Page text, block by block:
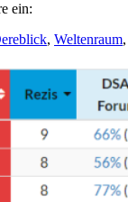
ein:
, Weltenraum,